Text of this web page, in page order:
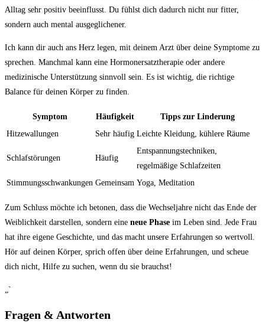
Alltag sehr positiv beeinflusst. Du fühlst ‍dich dadurch⁢ nicht nur fitter,
⁢sondern auch mental ausgeglichener.
Ich kann dir auch ans Herz legen, mit deinem Arzt über⁤ deine Symptome zu
sprechen. Manchmal kann eine Hormonersatztherapie⁢ oder andere
medizinische Unterstützung sinnvoll sein. Es ist wichtig, die richtige
Balance für deinen Körper ⁣zu finden.
Symptom Häufigkeit
Tipps zur Linderung
Hitzewallungen
Sehr häufig Leichte Kleidung, kühlere Räume
Schlafstörungen Häufig
Entspannungstechniken,
regelmäßige Schlafzeiten
Stimmungsschwankungen Gemeinsam Yoga, Meditation
Zum Schluss‌ möchte ich betonen, dass die Wechseljahre nicht das Ende der
Weiblichkeit⁢ darstellen, sondern eine neue Phase im Leben sind. ‌Jede Frau
⁢hat ihre eigene Geschichte, und das macht unsere Erfahrungen so wertvoll.
Hör auf deinen​ Körper, sprich ⁢offen über deine Erfahrungen, und scheue
⁤dich nicht, Hilfe zu suchen, wenn du sie brauchst!
„`
Fragen & Antworten